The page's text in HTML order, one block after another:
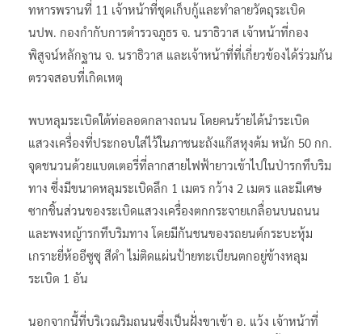
ทหารพรานที่ 11 เจ้าหน้าที่ชุดเก็บกู้และทำลายวัตถุระเบิด
นปพ. กองกำกับการตำรวจภูธร จ. นราธิวาส เจ้าหน้าที่กอง
พิสูจน์หลักฐาน จ. นราธิวาส และเจ้าหน้าที่ที่เกี่ยวข้องได้ร่วมกัน
ตรวจสอบที่เกิดเหตุ
พบหลุมระเบิดใต้ท่อลอดกลางถนน โดยคนร้ายได้นำระเบิด
แสวงเครื่องที่ประกอบใส่ไว้ในภาชนะถังแก๊สหุงต้ม หนัก 50 กก.
จุดชนวนด้วยแบตเตอรี่ที่ลากสายไฟฟ้ายาวเข้าไปในป่ารกทึบริม
ทาง ซึ่งมีขนาดหลุมระเบิดลึก 1 เมตร กว้าง 2 เมตร และมีเศษ
ซากชิ้นส่วนของระเบิดแสวงเครื่องตกกระจายเกลื่อนบนถนน
และพงหญ้ารกทึบริมทาง โดยมีกันชนของรถยนต์กระบะหุ้ม
เกราะยี่ห้ออีซูซุ สีดำ ไม่ติดแผ่นป้ายทะเบียนตกอยู่ข้างหลุม
ระเบิด 1 อัน
นอกจากนี้ที่บริเวณริมถนนซึ่งเป็นฝั่งขาเข้า อ. แว้ง เจ้าหน้าที่